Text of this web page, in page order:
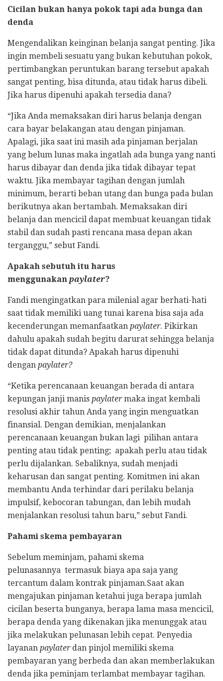
Cicilan bukan hanya pokok tapi ada bunga dan
denda
Mengendalikan keinginan belanja sangat penting. Jika
ingin membeli sesuatu yang bukan kebutuhan pokok,
pertimbangkan peruntukan barang tersebut apakah
sangat penting, bisa ditunda, atau tidak harus dibeli.
Jika harus dipenuhi apakah tersedia dana?
“Jika Anda memaksakan diri harus belanja dengan
cara bayar belakangan atau dengan pinjaman.
Apalagi, jika saat ini masih ada pinjaman berjalan
yang belum lunas maka ingatlah ada bunga yang nanti
harus dibayar dan denda jika tidak dibayar tepat
waktu. Jika membayar tagihan dengan jumlah
minimum, berarti beban utang dan bunga pada bulan
berikutnya akan bertambah. Memaksakan diri
belanja dan mencicil dapat membuat keuangan tidak
stabil dan sudah pasti rencana masa depan akan
terganggu,” sebut Fandi.
Apakah sebutuh itu harus
menggunakan paylater?
Fandi mengingatkan para milenial agar berhati-hati
saat tidak memiliki uang tunai karena bisa saja ada
kecenderungan memanfaatkan paylater. Pikirkan
dahulu apakah sudah begitu darurat sehingga belanja
tidak dapat ditunda? Apakah harus dipenuhi
dengan paylater?
“Ketika perencanaan keuangan berada di antara
kepungan janji manis paylatermaka ingat kembali
resolusi akhir tahun Anda yang ingin menguatkan
finansial. Dengan demikian, menjalankan
perencanaan keuangan bukan lagi pilihan antara
penting atau tidak penting; apakah perlu atau tidak
perlu dijalankan. Sebaliknya, sudah menjadi
keharusan dan sangat penting. Komitmen ini akan
membantu Anda terhindar dari perilaku belanja
impulsif, kebocoran tabungan, dan lebih mudah
menjalankan resolusi tahun baru,” sebut Fandi.
Pahami skema pembayaran
Sebelum meminjam, pahami skema
pelunasannya termasuk biaya apa saja yang
tercantum dalam kontrak pinjaman.Saat akan
mengajukan pinjaman ketahui juga berapa jumlah
cicilan beserta bunganya, berapa lama masa mencicil,
berapa denda yang dikenakan jika menunggak atau
jika melakukan pelunasan lebih cepat. Penyedia
layanan paylater dan pinjol memiliki skema
pembayaran yang berbeda dan akan memberlakukan
denda jika peminjam terlambat membayar tagihan.